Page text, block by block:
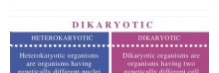
κύτταρο είναι υπεύθυνο για την παραγωγή του
σωλήνα γύρης ενώ τα σπερματοζωάρια πο